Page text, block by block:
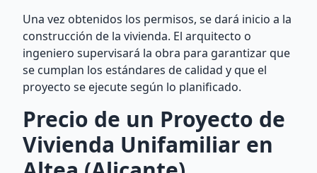
Una vez obtenidos los permisos, se dará inicio a la
construcción de la vivienda. El arquitecto o
ingeniero supervisará la obra para garantizar que
se cumplan los estándares de calidad y que el
proyecto se ejecute según lo planificado.
Precio de un Proyecto de
Vivienda Unifamiliar en